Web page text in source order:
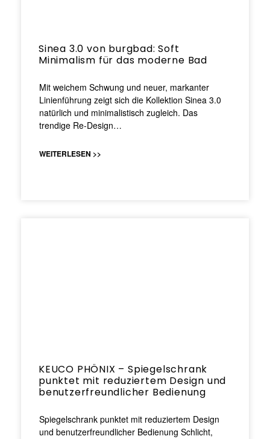
Sinea 3.0 von burgbad: Soft
Minimalism für das moderne Bad
Mit weichem Schwung und neuer, markanter
Linienführung zeigt sich die Kollektion Sinea 3.0
natürlich und minimalistisch zugleich. Das
trendige Re-Design…
WEITERLESEN >>
KEUCO PHÖNIX – Spiegelschrank
punktet mit reduziertem Design und
benutzerfreundlicher Bedienung
Spiegelschrank punktet mit reduziertem Design
und benutzerfreundlicher Bedienung Schlicht,